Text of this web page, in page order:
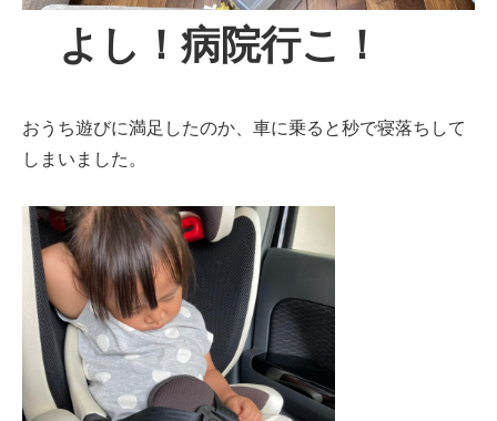
よし！病院行こ！
おうち遊びに満足したのか、車に乗ると秒で寝落ちして
しまいました。